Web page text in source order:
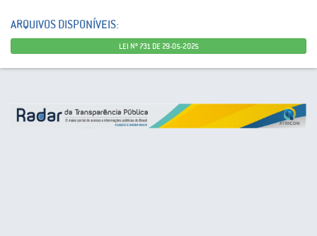
ARQUIVOS DISPONÍVEIS:
LEI Nº 731 DE 29-05-2025